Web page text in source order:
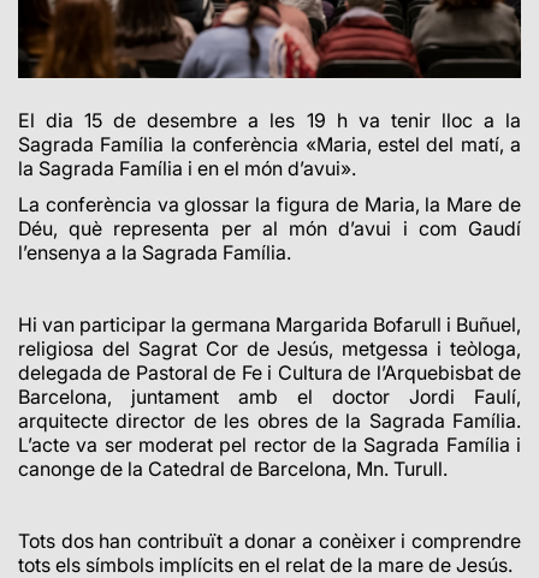
El dia 15 de desembre a les 19 h va tenir lloc a la
Sagrada Família la conferència «Maria, estel del matí, a
la Sagrada Família i en el món d’avui».
La conferència va glossar la figura de Maria, la Mare de
Déu, què representa per al món d’avui i com Gaudí
l’ensenya a la Sagrada Família.
Hi van participar la germana Margarida Bofarull i Buñuel,
religiosa del Sagrat Cor de Jesús, metgessa i teòloga,
delegada de Pastoral de Fe i Cultura de l’Arquebisbat de
Barcelona, juntament amb el doctor Jordi Faulí,
arquitecte director de les obres de la Sagrada Família.
L’acte va ser moderat pel rector de la Sagrada Família i
canonge de la Catedral de Barcelona, Mn. Turull.
Tots dos han contribuït a donar a conèixer i comprendre
tots els símbols implícits en el relat de la mare de Jesús.